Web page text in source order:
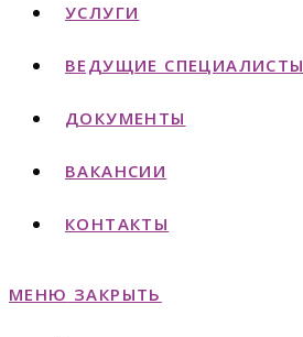
УСЛУГИ
ВЕДУЩИЕ СПЕЦИАЛИСТЫ
ДОКУМЕНТЫ
ВАКАНСИИ
КОНТАКТЫ
МЕНЮ ЗАКРЫТЬ